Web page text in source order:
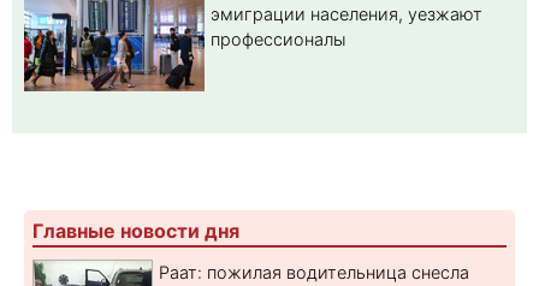
эмиграции населения, уезжают
профессионалы
Главные новости дня
Раат: пожилая водительница снесла